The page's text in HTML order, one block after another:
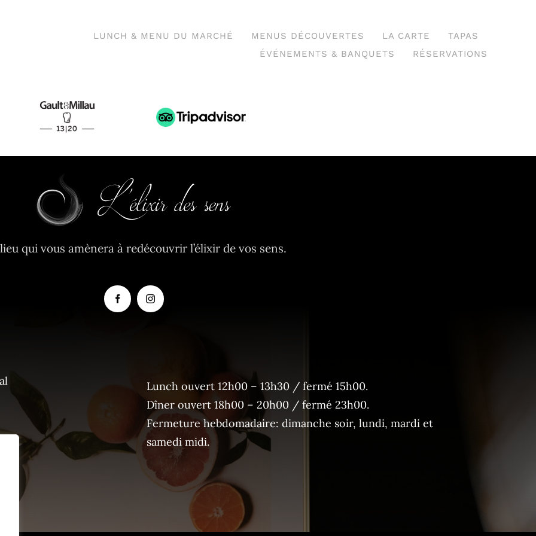
LUNCH & MENU DU MARCHÉ MENUS DÉCOUVERTES LA CARTE
TAPAS
ÉVÉNEMENTS & BANQUETS
RÉSERVATIONS
qui vous amènera à redécouvrir l’élixir de vos sens.
Lunch ouvert 12h00 – 13h30 / fermé 15h00.
Dîner ouvert 18h00 – 20h00 / fermé 23h00.
Fermeture hebdomadaire: dimanche soir, lundi, mardi et
samedi midi.